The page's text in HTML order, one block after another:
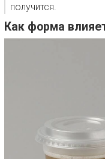
получится.
Как форма